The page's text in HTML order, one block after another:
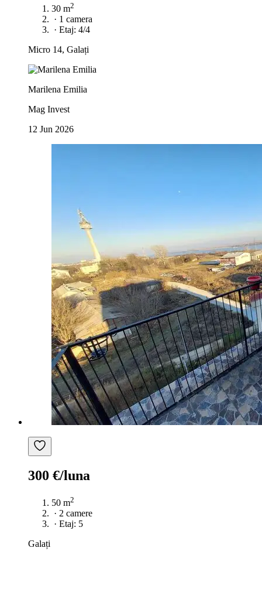
30 m2
· 1 camera
· Etaj: 4/4
Micro 14, Galați
Marilena Emilia
Mag Invest
12 Jun 2026
300 €/luna
50 m2
· 2 camere
· Etaj: 5
Galați